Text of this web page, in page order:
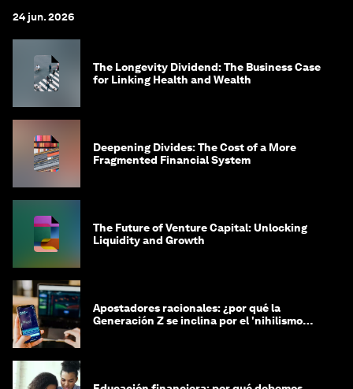
24 jun. 2026
The Longevity Dividend: The Business Case
for Linking Health and Wealth
Deepening Divides: The Cost of a More
Fragmented Financial System
The Future of Venture Capital: Unlocking
Liquidity and Growth
Apostadores racionales: ¿por qué la
Generación Z se inclina por el 'nihilismo